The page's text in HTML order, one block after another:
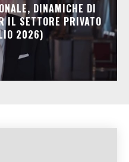
DINAMICHE DI
IL SETTORE PRIVATO
2026)